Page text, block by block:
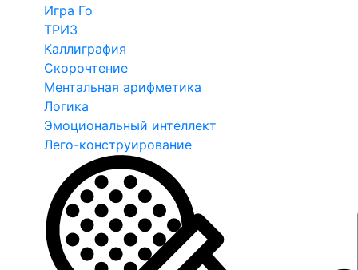
Игра Го
ТРИЗ
Каллиграфия
Скорочтение
Ментальная арифметика
Логика
Эмоциональный интеллект
Лего-конструирование